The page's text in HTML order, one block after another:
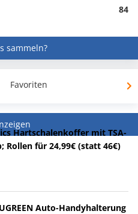
84
sammeln?
Favoriten
Hartschalenkoffer mit TSA-
Rollen für 24,99€ (statt 46€)
Auto-Handyhalterung